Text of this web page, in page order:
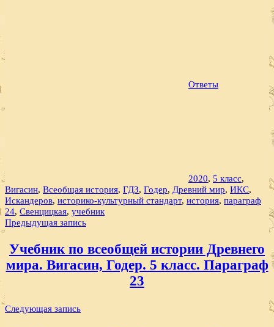
Ответы
2020, 5 класс,
Вигасин, Всеобщая история, ГДЗ, Годер, Древний мир, ИКС,
Искандеров, историко-культурный стандарт, история, параграф
24, Свенцицкая, учебник
Навигация
записям
Предыдущая запись
Учебник по всеобщей истории Древнего
мира. Вигасин, Годер. 5 класс. Параграф
23
Следующая запись